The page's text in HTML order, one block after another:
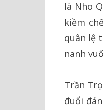
là Nho
kiềm
quân lệ
nanh
Trần
đuổi